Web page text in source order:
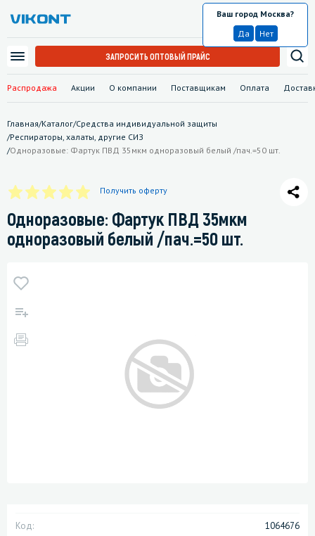
Распродажа Акции О компании Поставщикам Оплата
Москва
Ваш город Москва?
Да
Нет
ЗАПРОСИТЬ ОПТОВЫЙ ПРАЙС
Главная/Каталог/Средства индивидуальной защиты
/Респираторы, халаты, другие СИЗ
/Одноразовые: Фартук ПВД 35мкм одноразовый белый /пач.=50 шт.
Получить оферту
Одноразовые: Фартук ПВД 35мкм
одноразовый белый /пач.=50 шт.
Код: 1064676